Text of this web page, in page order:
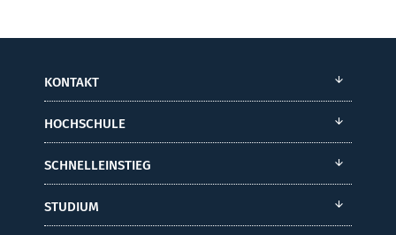
KONTAKT
HOCHSCHULE
SCHNELLEINSTIEG
STUDIUM